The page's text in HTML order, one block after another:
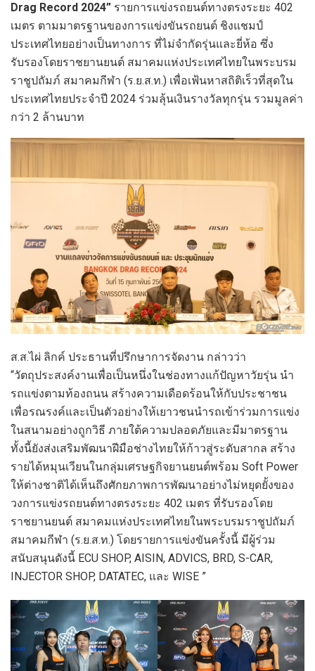
Drag Record 2024” รายการแข่งรถยนต์ทางตรงระยะ 402
เมตร ตามมาตรฐานของการแข่งขันรถยนต์ ชิงแชมป์
ประเทศไทยอย่างเป็นทางการ ที่ไม่จำกัดรุ่นและยี่ห้อ ซึ่ง
รับรองโดยราชยานยนต์ สมาคมแห่งประเทศไทยในพระบรม
ราชูปถัมภ์ สมาคมกีฬา (ร.ย.ส.ท.) เพื่อเฟ้นหาสถิติเร็วที่สุดใน
ประเทศไทยประจำปี 2024 ร่วมลุ้นเงินรางวัลทุกรุ่น รวมมูลค่า
กว่า 2 ล้านบาท
ส.ส.ไผ่ ลิกค์ ประธานที่ปรึกษาการจัดงาน กล่าวว่า
“วัตถุประสงค์งานเพื่อเป็นหนึ่งในช่องทางแก้ปัญหาวัยรุ่น นำ
รถแข่งตามท้องถนน สร้างความเดือดร้อนให้กับประชาชน
เพื่อรณรงค์และเป็นตัวอย่างให้เยาวชนนำรถเข้าร่วมการแข่ง
ในสนามอย่างถูกวิธี ภายใต้ความปลอดภัยและมีมาตรฐาน
ทั้งนี้ยังส่งเสริมพัฒนาฝีมือช่างไทยให้ก้าวสู่ระดับสากล สร้าง
รายได้หมุนเวียนในกลุ่มเศรษฐกิจยานยนต์พร้อม Soft Power
ให้ต่างชาติได้เห็นถึงศักยภาพการพัฒนาอย่างไม่หยุดยั้งของ
วงการแข่งรถยนต์ทางตรงระยะ 402 เมตร ที่รับรองโดย
ราชยานยนต์ สมาคมแห่งประเทศไทยในพระบรมราชูปถัมภ์
สมาคมกีฬา (ร.ย.ส.ท.) โดยรายการแข่งขันครั้งนี้ มีผู้ร่วม
สนับสนุนดังนี้ ECU SHOP, AISIN, ADVICS, BRD, S-CAR,
INJECTOR SHOP, DATATEC, และ WISE ”